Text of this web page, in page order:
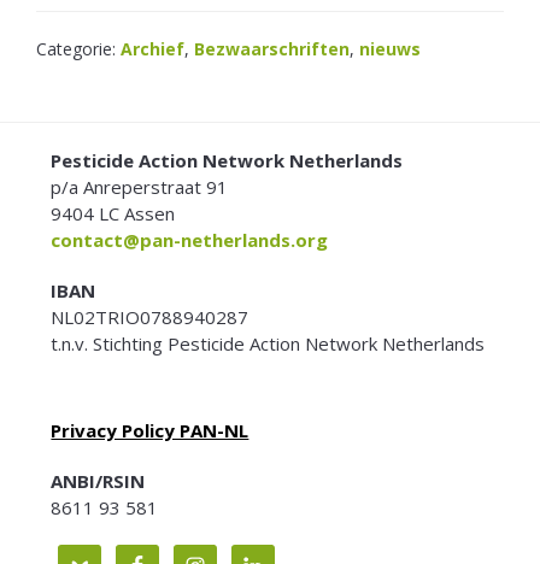
Categorie: Archief, Bezwaarschriften, nieuws
FOOTERPesticide Action Network Netherlands
p/a Anreperstraat 91
9404 LC Assen
contact@pan-netherlands.org
IBAN
NL02TRIO0788940287
t.n.v. Stichting Pesticide Action Network Netherlands
Privacy Policy PAN-NL
ANBI/RSIN
8611 93 581